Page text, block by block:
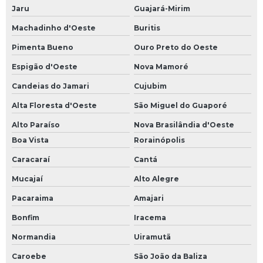
Jaru Guajará-Mirim
Machadinho d'Oeste Buritis
Pimenta Bueno Ouro Preto do Oeste
Espigão d'Oeste Nova Mamoré
Candeias do Jamari Cujubim
Alta Floresta d'Oeste São Miguel do Guaporé
Alto Paraíso
Nova Brasilândia d'Oeste
Boa Vista
Rorainópolis
Caracaraí Cantá
Mucajaí Alto Alegre
Pacaraima Amajari
Bonfim Iracema
Normandia Uiramutã
Caroebe São João da Baliza